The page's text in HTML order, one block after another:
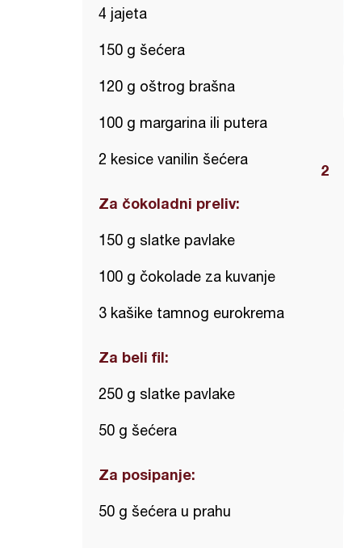
4 jajeta
150 g šećera
120 g oštrog brašna
100 g margarina ili putera
2 kesice vanilin šećera
Za čokoladni preliv:
150 g slatke pavlake
100 g čokolade za kuvanje
3 kašike tamnog eurokrema
Za beli fil:
250 g slatke pavlake
50 g šećera
Za posipanje:
50 g šećera u prahu